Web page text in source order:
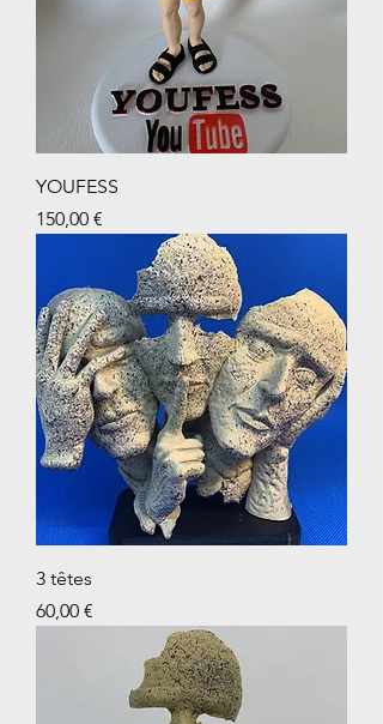
YOUFESS
Prix
150,00 €
3 têtes
Prix
60,00 €